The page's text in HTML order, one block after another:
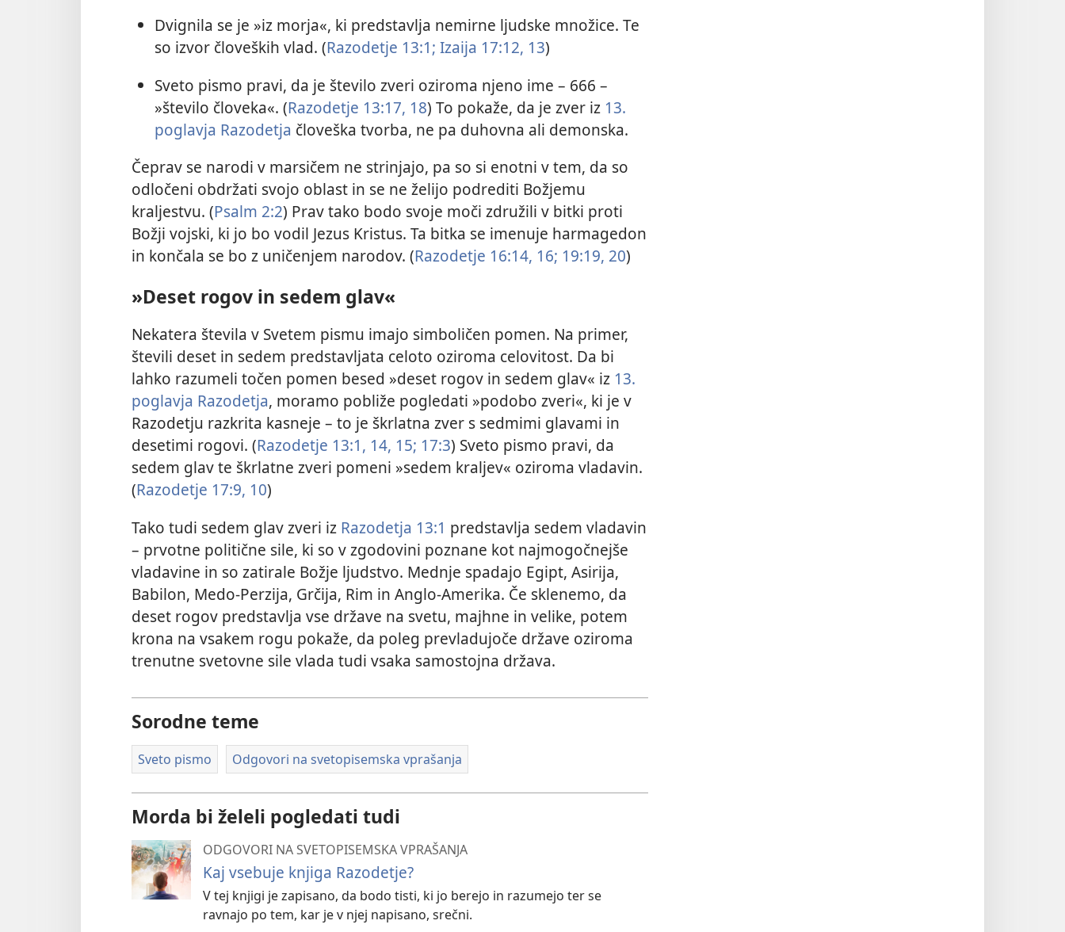
Dvignila se je »iz morja«, ki predstavlja nemirne ljudske množice. Te
so izvor človeških vlad. (Razodetje 13:1; Izaija 17:12, 13)
Sveto pismo pravi, da je število zveri oziroma njeno ime – 666 –
»število človeka«. (Razodetje 13:17, 18) To pokaže, da je zver iz 13.
poglavja Razodetja človeška tvorba, ne pa duhovna ali demonska.
Čeprav se narodi v marsičem ne strinjajo, pa so si enotni v tem, da so
odločeni obdržati svojo oblast in se ne želijo podrediti Božjemu
kraljestvu. (Psalm 2:2) Prav tako bodo svoje moči združili v bitki proti
Božji vojski, ki jo bo vodil Jezus Kristus. Ta bitka se imenuje harmagedon
in končala se bo z uničenjem narodov. (Razodetje 16:14, 16; 19:19, 20)
»Deset rogov in sedem glav«
Nekatera števila v Svetem pismu imajo simboličen pomen. Na primer,
števili deset in sedem predstavljata celoto oziroma celovitost. Da bi
lahko razumeli točen pomen besed »deset rogov in sedem glav« iz 13.
poglavja Razodetja, moramo pobliže pogledati »podobo zveri«, ki je v
Razodetju razkrita kasneje – to je škrlatna zver s sedmimi glavami in
desetimi rogovi. (Razodetje 13:1, 14, 15; 17:3) Sveto pismo pravi, da
sedem glav te škrlatne zveri pomeni »sedem kraljev« oziroma vladavin.
(Razodetje 17:9, 10)
Tako tudi sedem glav zveri iz Razodetja 13:1 predstavlja sedem vladavin
– prvotne politične sile, ki so v zgodovini poznane kot najmogočnejše
vladavine in so zatirale Božje ljudstvo. Mednje spadajo Egipt, Asirija,
Babilon, Medo-Perzija, Grčija, Rim in Anglo-Amerika. Če sklenemo, da
deset rogov predstavlja vse države na svetu, majhne in velike, potem
krona na vsakem rogu pokaže, da poleg prevladujoče države oziroma
trenutne svetovne sile vlada tudi vsaka samostojna država.
Sorodne teme
Sveto pismo Odgovori na svetopisemska vprašanja
Morda bi želeli pogledati tudi
ODGOVORI NA SVETOPISEMSKA VPRAŠANJA
Kaj vsebuje knjiga Razodetje?
V tej knjigi je zapisano, da bodo tisti, ki jo berejo in razumejo ter se
ravnajo po tem, kar je v njej napisano, srečni.